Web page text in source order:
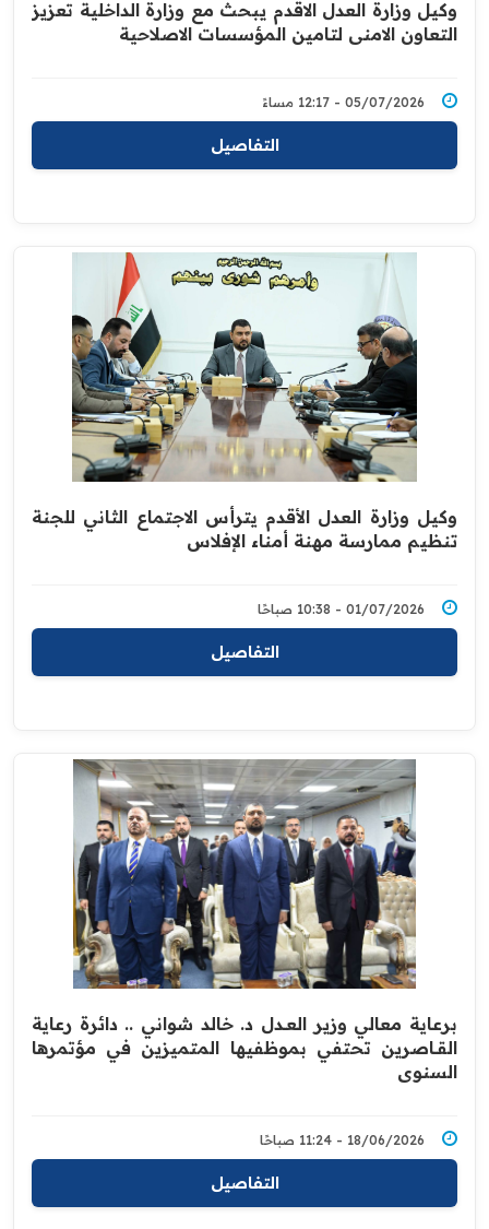
وكيل وزارة العدل الاقدم يبحث مع وزارة الداخلية تعزيز
التعاون الامني لتامين المؤسسات الاصلاحية
05/07/2026 - 12:17 مساءً
التفاصيل
وكيل وزارة العدل الأقدم يترأس الاجتماع الثاني للجنة
تنظيم ممارسة مهنة أمناء الإفلاس
01/07/2026 - 10:38 صباحًا
التفاصيل
برعاية معالي وزير العــدل د. خالد شواني .. دائرة رعاية
القــاصرين تحتفي بموظفيها المتميزين في مؤتمرها
السنوي
18/06/2026 - 11:24 صباحًا
التفاصيل